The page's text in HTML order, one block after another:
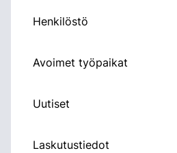
Henkilöstö
Avoimet työpaikat
Uutiset
Laskutustiedot